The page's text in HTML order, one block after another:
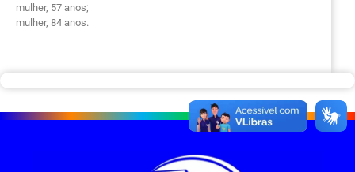
mulher, 57 anos;
mulher, 84 anos.